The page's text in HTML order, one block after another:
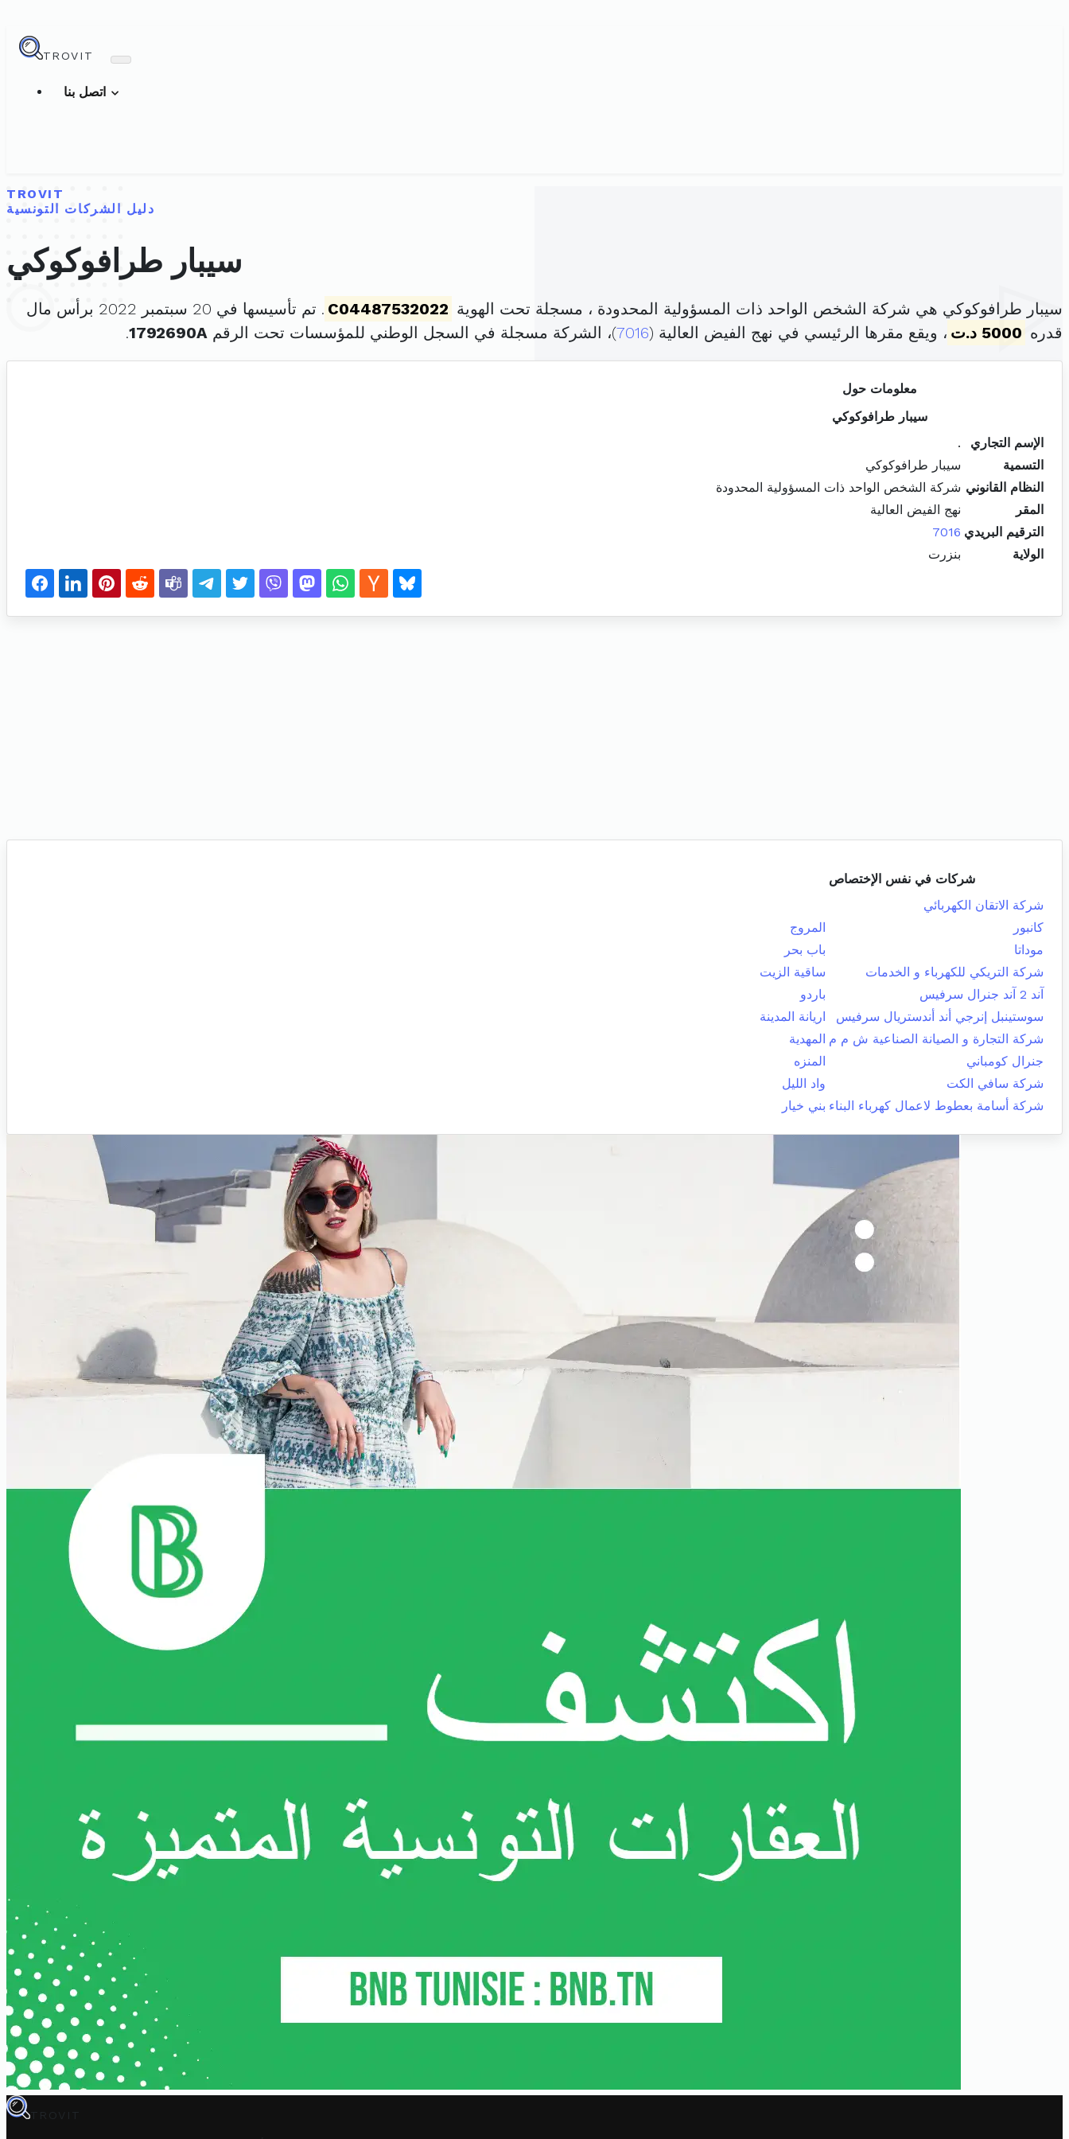
TROVIT
TROVIT
دليل الشركات التونسية
سيبار طرافوكوكي
سيبار طرافوكوكي هي شركة الشخص الواحد ذات المسؤولية المحدودة ، مسجلة تحت الهوية C04487532022
. تم تأسيسها في 20 سبتمبر 2022 برأس مال
قدره 5000 د.ت ، ويقع مقرها الرئيسي في نهج الفيض العالية (7016)، الشركة مسجلة في السجل الوطني للمؤسسات تحت الرقم 1792690A
.
معلومات حول
سيبار طرافوكوكي
الإسم التجاري
.
التسمية
سيبار طرافوكوكي
النظام القانوني شركة الشخص الواحد ذات المسؤولية المحدودة
المقر
نهج الفيض العالية
الترقيم البريدي 7016
الولاية
بنزرت
شركات في نفس الإختصاص
شركة الاتقان الكهربائي
كانبور
المروج
موداتا
باب بحر
شركة التريكي للكهرباء و الخدمات
ساقية الزيت
آند 2 آند جنرال سرفيس
باردو
سوستينبل إنرجي أند أندستريال سرفيس
اريانة المدينة
شركة التجارة و الصيانة الصناعية ش م م المهدية
جنرال كومباني
المنزه
شركة سافي الكت
واد الليل
شركة أسامة بعطوط لاعمال كهرباء البناء بني خيار
TROVIT